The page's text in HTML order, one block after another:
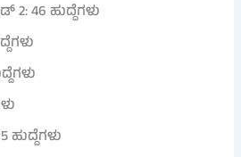
2: 46 ಹುದ್ದೆಗಳು